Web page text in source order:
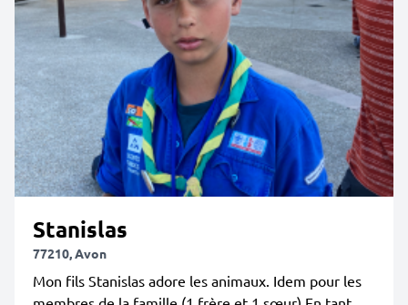
Stanislas
77210, Avon
Mon fils Stanislas adore les animaux. Idem pour les